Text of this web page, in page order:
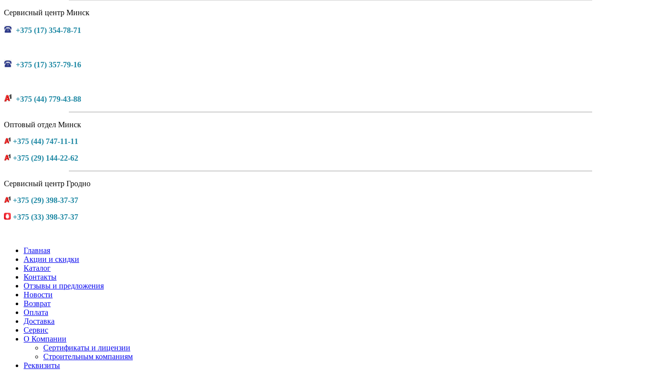
Сервисный центр Минск
+375 (17) 354-78-71
+375 (17) 357-79-16
+375 (44) 779-43-88
Оптовый отдел Минск
+375 (44) 747-11-11
+375 (29) 144-22-62
Сервисный центр Гродно
+375 (29) 398-37-37
+375 (33) 398-37-37
Главная
Акции и скидки
Каталог
Контакты
Отзывы и предложения
Новости
Возврат
Оплата
Доставка
Сервис
О Компании
Сертификаты и лицензии
Строительным компаниям
Реквизиты